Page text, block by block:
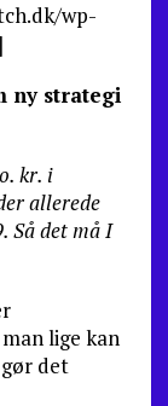
wp-
ny strategi
kr. i
allerede
Så det må I
lige kan
det